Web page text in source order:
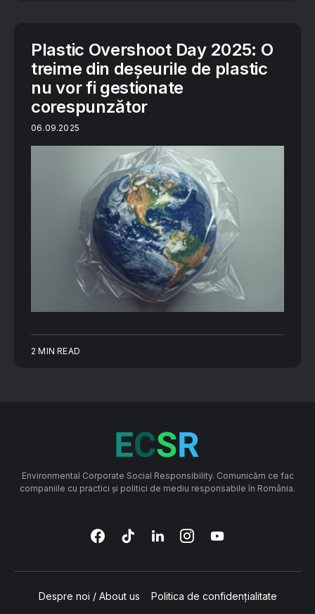
Plastic Overshoot Day 2025: O
treime din deșeurile de plastic
nu vor fi gestionate
corespunzător
06.09.2025
2 MIN READ
Environmental Corporate Social Responsibility. Comunicăm ce fac
companiile cu practici și politici de mediu responsabile în România.
Despre noi / About us Politica de confidențialitate